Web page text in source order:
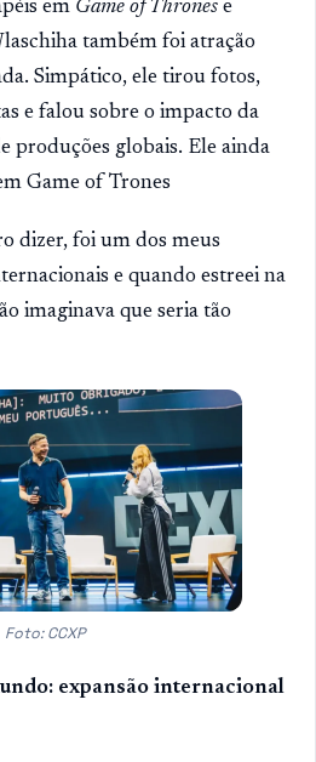
em Game of Thrones e
também foi atração
Simpático, ele tirou fotos,
e falou sobre o impacto da
produções globais. Ele ainda
Game of Trones
dizer, foi um dos meus
e quando estreei na
imaginava que seria tão
Foto: CCXP
expansão internacional